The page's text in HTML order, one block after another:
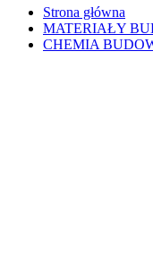
Strona główna
MATERIAŁY
CHEMIA